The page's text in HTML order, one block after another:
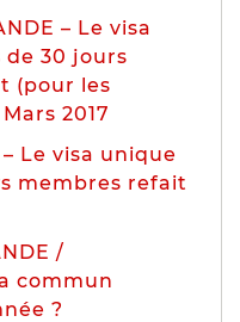
– Le visa
30 jours
(pour les
2017
– Le visa unique
membres refait
/
commun
?